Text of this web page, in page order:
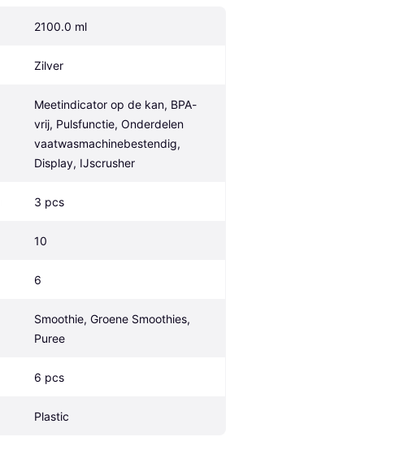
2100.0 ml
Zilver
Meetindicator op de kan, BPA-
vrij, Pulsfunctie, Onderdelen
vaatwasmachinebestendig,
Display, IJscrusher
3 pcs
10
6
Smoothie, Groene Smoothies,
Puree
6 pcs
Plastic